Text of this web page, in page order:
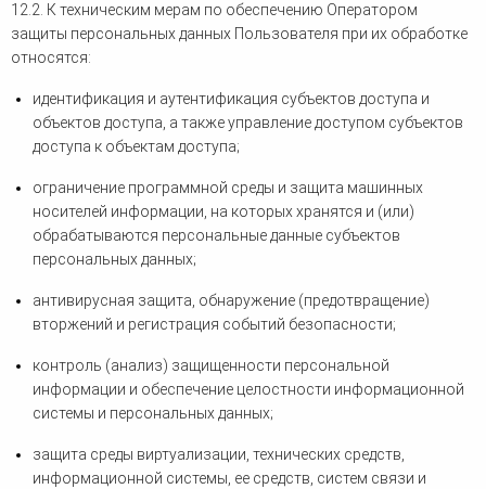
12.2. К техническим мерам по обеспечению Оператором
защиты персональных данных Пользователя при их обработке
относятся:
идентификация и аутентификация субъектов доступа и
объектов доступа, а также управление доступом субъектов
доступа к объектам доступа;
ограничение программной среды и защита машинных
носителей информации, на которых хранятся и (или)
обрабатываются персональные данные субъектов
персональных данных;
антивирусная защита, обнаружение (предотвращение)
вторжений и регистрация событий безопасности;
контроль (анализ) защищенности персональной
информации и обеспечение целостности информационной
системы и персональных данных;
защита среды виртуализации, технических средств,
информационной системы, ее средств, систем связи и